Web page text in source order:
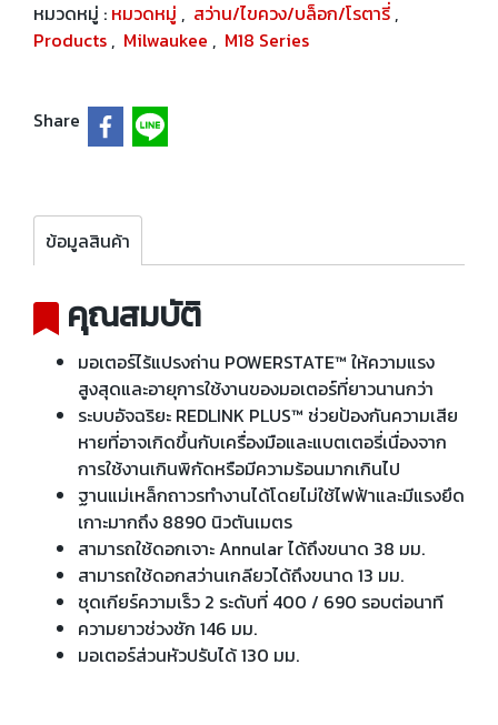
หมวดหมู่ : หมวดหมู่ , สว่าน/ไขควง/บล็อก/โรตารี่ ,
Products , Milwaukee , M18 Series
Share
ข้อมูลสินค้า
คุณสมบัติ
มอเตอร์ไร้แปรงถ่าน POWERSTATE™ ให้ความแรง
สูงสุดและอายุการใช้งานของมอเตอร์ที่ยาวนานกว่า
ระบบอัจฉริยะ REDLINK PLUS™ ช่วยป้องกันความเสีย
หายที่อาจเกิดขึ้นกับเครื่องมือและแบตเตอรี่เนื่องจาก
การใช้งานเกินพิกัดหรือมีความร้อนมากเกินไป
ฐานแม่เหล็กถาวรทำงานได้โดยไม่ใช้ไฟฟ้าและมีแรงยึด
เกาะมากถึง 8890 นิวตันเมตร
สามารถใช้ดอกเจาะ Annular ได้ถึงขนาด 38 มม.
สามารถใช้ดอกสว่านเกลียวได้ถึงขนาด 13 มม.
ชุดเกียร์ความเร็ว 2 ระดับที่ 400 / 690 รอบต่อนาที
ความยาวช่วงชัก 146 มม.
มอเตอร์ส่วนหัวปรับได้ 130 มม.